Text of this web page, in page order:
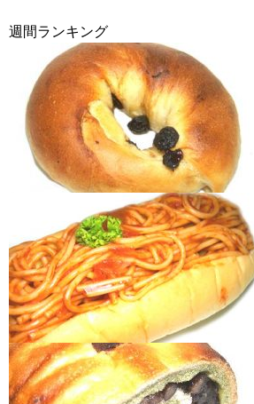
週間ランキング